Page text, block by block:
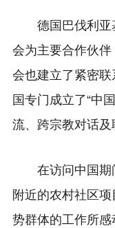
德国巴伐利
会为主要合作伙
会也建立了紧密
国专门成立了“中
流、跨宗教对话及
在访问中国
附近的农村社区
势群体的工作所